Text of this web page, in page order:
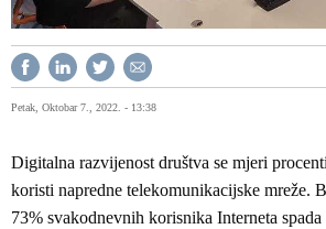
Petak, Oktobar 7., 2022. - 13:38
Digitalna razvijenost društva se mjeri
koristi napredne telekomunikacijske mreže.
73% svakodnevnih korisnika Interneta spada